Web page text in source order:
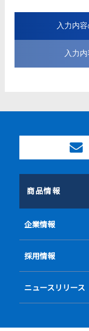
入力
企業情報
採用情報
ニュースリリース
商品情報